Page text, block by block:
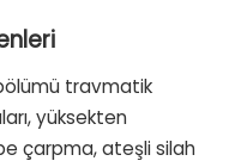
travmatik
yüksekten
çarpma, ateşli silah